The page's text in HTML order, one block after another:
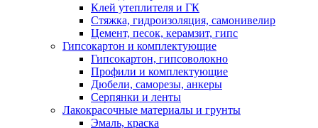
Клей утеплителя и ГК
Стяжка, гидроизоляция, самонивелир
Цемент, песок, керамзит, гипс
Гипсокартон и комплектующие
Гипсокартон, гипсоволокно
Профили и комплектующие
Дюбели, саморезы, анкеры
Серпянки и ленты
Лакокрасочные материалы и грунты
Эмаль, краска